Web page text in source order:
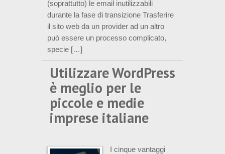
(soprattutto) le email inutilizzabili
durante la fase di transizione Trasferire
il sito web da un provider ad un altro
può essere un processo complicato,
specie […]
Utilizzare WordPress
è meglio per le
piccole e medie
imprese italiane
I cinque vantaggi